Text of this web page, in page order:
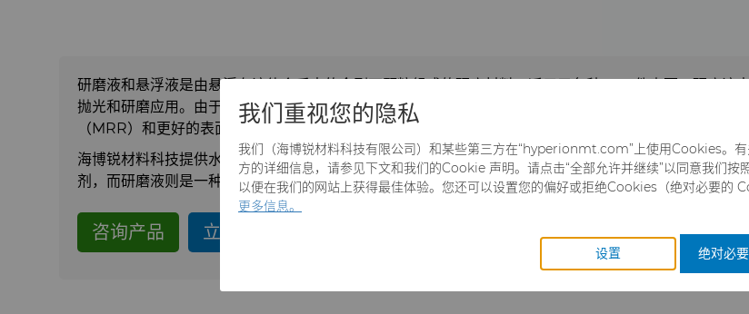
研磨液和悬浮液是由悬浮在液体介质中的金刚石颗粒组成的研磨材料，适用于各种
抛光和研磨应用。由于金刚石的表面特性，它们能实现更高的材料去除率
（MRR）和更好的表面质量。
海博锐材料科技提供水基或油基研磨液以及混有金刚石的悬浮液。金刚石是研磨
剂，而研磨液则是一种载体，可将金刚石颗粒均匀地输送和分布到被抛光或研磨的
工件表面。研磨液
海博锐的金刚石悬
石颗粒均匀地悬浮
咨询产品 立即询价
我们重视您的隐私
我们（海博锐材料科技有限公司）和某些第三方在“hyperionmt.com”上使用Cookies。
方的详细信息，请参见下文和我们的Cookie 声明。请点击“全部允许并继续”以同意我们按
以便在我们的网站上获得最佳体验。您还可以设置您的偏好或拒绝Cookies（绝对必要的
更多信息。
设置 绝对必